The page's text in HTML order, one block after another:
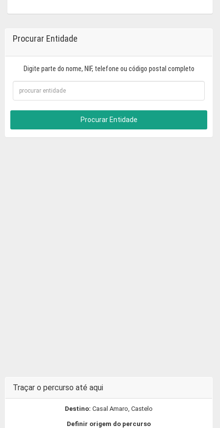
Procurar Entidade
Digite parte do nome, NIF, telefone ou código postal completo
Procurar Entidade
Traçar o percurso até aqui
Destino: Casal Amaro, Castelo
Definir origem do percurso